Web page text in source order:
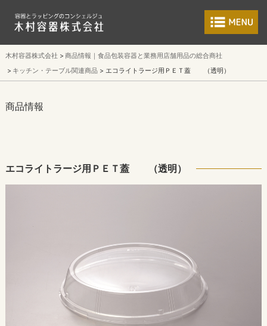
食品包装容器と
木村容器株式会社
商品情報｜食品包装容器と業務用店舗用品の総合商社
キッチン・テーブル関連商品
エコライトラージ用ＰＥＴ蓋 （透明）
商品情報
エコライトラージ用ＰＥＴ蓋 （透明）